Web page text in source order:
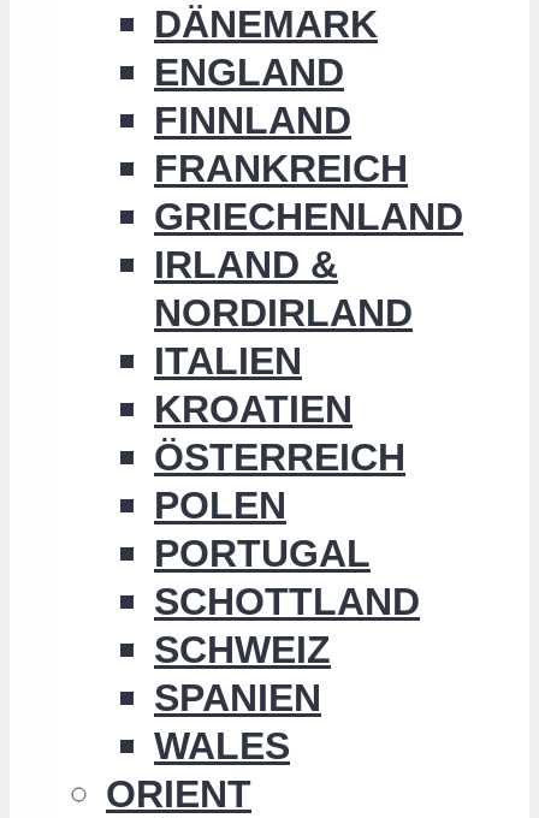
DÄNEMARK
ENGLAND
FINNLAND
FRANKREICH
GRIECHENLAND
IRLAND &
NORDIRLAND
ITALIEN
KROATIEN
ÖSTERREICH
POLEN
PORTUGAL
SCHOTTLAND
SCHWEIZ
SPANIEN
WALES
ORIENT